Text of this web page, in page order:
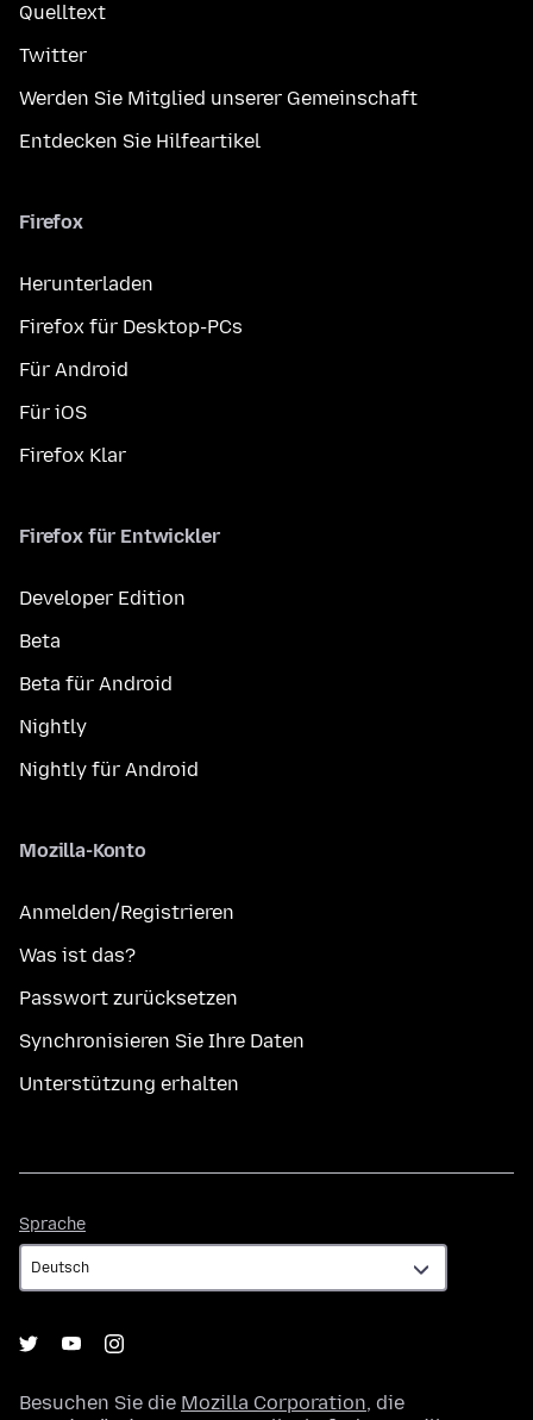
Quelltext
Twitter
Werden Sie Mitglied unserer Gemeinschaft
Entdecken Sie Hilfeartikel
Firefox
Herunterladen
Firefox für Desktop-PCs
Für Android
Für iOS
Firefox Klar
Firefox für Entwickler
Developer Edition
Beta
Beta für Android
Nightly
Nightly für Android
Mozilla-Konto
Anmelden/Registrieren
Was ist das?
Passwort zurücksetzen
Synchronisieren Sie Ihre Daten
Unterstützung erhalten
Sprache
Besuchen Sie die Mozilla Corporation, die